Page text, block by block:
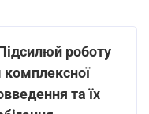
роботу
комплексної
та їх